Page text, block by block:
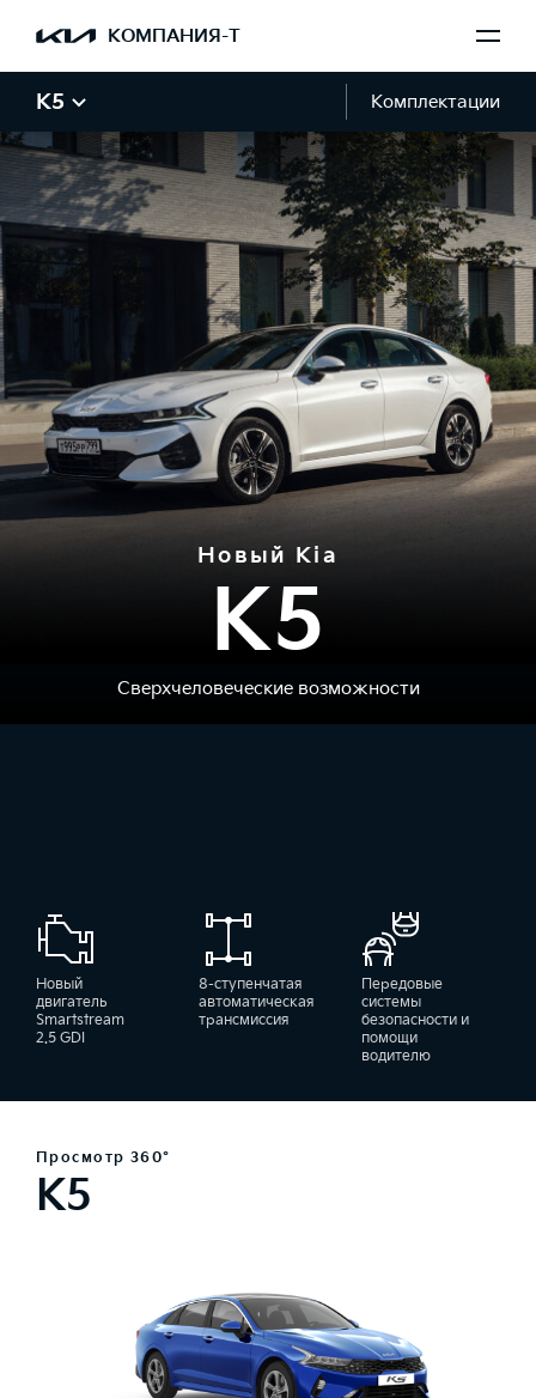
КОМПАНИЯ-Т
K5 Комплектации
Галерея K5
Новый Kia
K5
Сверхчеловеческие возможности
Новый
двигатель
Smartstream
2.5 GDI
8-ступенчатая
автоматическая
трансмиссия
Передовые
системы
безопасности и
помощи
водителю
Просмотр 360°
K5